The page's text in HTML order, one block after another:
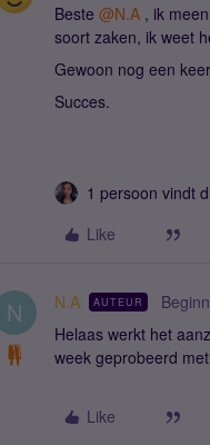
Beste ​ @N.A , ik
soort zaken, ik weet
Gewoon nog een
Succes.
1 persoon vindt
Like
N N.A AUTEUR
Helaas werkt het
week geprobeerd
Like